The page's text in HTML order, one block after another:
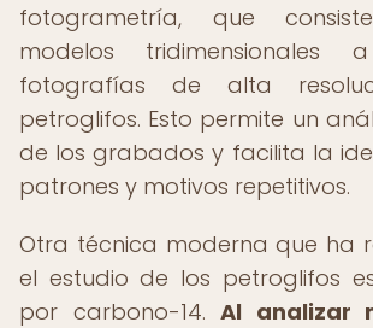
fotogrametría, que
modelos
fotografías de alta
petroglifos. Esto permite un
de los grabados y facilita la
patrones y motivos repetitivos.
Otra técnica moderna que ha
el estudio de los petroglifos
por carbono-14.Al analizar